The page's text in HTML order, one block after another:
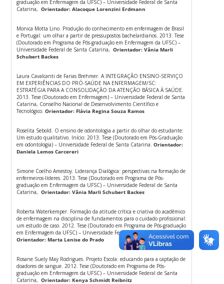
graduação em Enfermagem da UFSC) – Universidade Federal de Santa
Catarina,Orientador: Alacoque Lorenzini Erdmann
Monica Motta Lino. Produção do conhecimento em enfermagem de Brasil
e Portugal: um olhar a partir de pressupostos bachelardianos. 2013. Tese
(Doutorado em Programa de Pós-graduação em Enfermagem da UFSC) –
Universidade Federal de Santa Catarina,Orientador: Vânia Marli
Schubert Backes
Laura Cavalcanti de Farias Brehmer. A INTEGRAÇÃO ENSINO-SERVIÇO
EM EXPERIÊNCIAS DO PRÓ-SAÚDE NA ENFERMAGEM/SC:
ESTRATÉGIA PARA A CONSOLIDAÇÃO DA ATENÇÃO BÁSICA À SAÚDE.
2013. Tese (Doutorado em Enfermagem) – Universidade Federal de Santa
Catarina, Conselho Nacional de Desenvolvimento Científico e
Tecnológico.Orientador: Flávia Regina Souza Ramos
Roselita Sebold. O ensino de odontologia a partir do olhar do estudante:
Um estudo qualitativo. Início: 2013. Tese (Doutorado em Pós-Graduação
em odontologia) – Universidade Federal de Santa Catarina. Orientador:
Daniela Lemos Carcereri
Simone Coelho Amestoy. Liderança Dialógica: perspectivas na formação de
enfermeiros-líderes. 2013. Tese (Doutorado em Programa de Pós-
graduação em Enfermagem da UFSC) – Universidade Federal de Santa
Catarina,Orientador: Vânia Marli Schubert Backes
Roberta Waterkemper. Formação da atitude crítica e criativa do acadêmico
de enfermagem na disciplina de fundamentos para o cuidado profissional:
um estudo de caso. 2012. Tese (Doutorado em Programa de Pós-graduação
em Enfermagem da UFSC) – Universidade Federal de Santa Catarina,
Orientador: Marta Lenise do Prado
Rosane Suely May Rodrigues. Projeto Escola: educando para a captação de
doadores de sangue. 2012. Tese (Doutorado em Programa de Pós-
graduação em Enfermagem da UFSC) – Universidade Federal de Santa
Catarina,Orientador: Kenya Schmidt Reibnitz